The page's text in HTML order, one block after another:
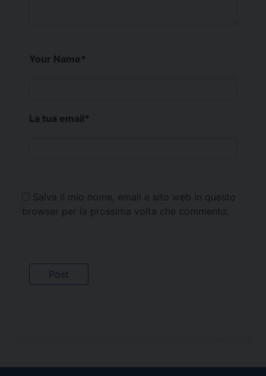
Your Name*
La tua email*
Salva il mio nome, email e sito web in questo
browser per la prossima volta che commento.